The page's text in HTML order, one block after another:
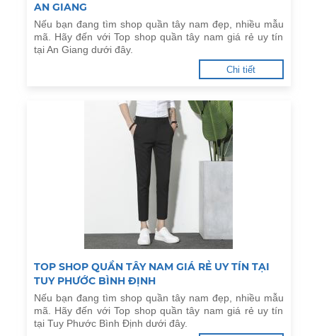
AN GIANG
Nếu bạn đang tìm shop quần tây nam đẹp, nhiều mẫu
mã. Hãy đến với Top shop quần tây nam giá rẻ uy tín
tại An Giang dưới đây.
Chi tiết
TOP SHOP QUẦN TÂY NAM GIÁ RẺ UY TÍN TẠI
TUY PHƯỚC BÌNH ĐỊNH
Nếu bạn đang tìm shop quần tây nam đẹp, nhiều mẫu
mã. Hãy đến với Top shop quần tây nam giá rẻ uy tín
tại Tuy Phước Bình Định dưới đây.